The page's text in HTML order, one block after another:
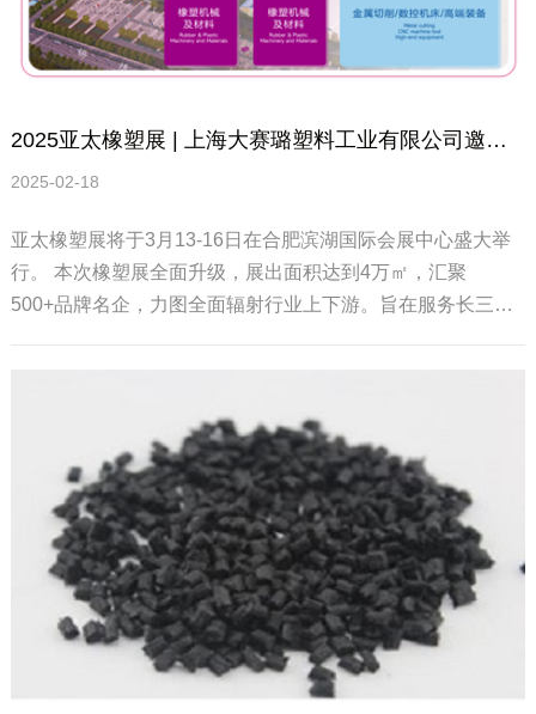
2025亚太橡塑展 | 上海大赛璐塑料工业有限公司邀您共鉴行业新趋势！
2025-02-18
亚太橡塑展将于3月13-16日在合肥滨湖国际会展中心盛大举
行。 本次橡塑展全面升级，展出面积达到4万㎡，汇聚
500+品牌名企，力图全面辐射行业上下游。旨在服务长三角